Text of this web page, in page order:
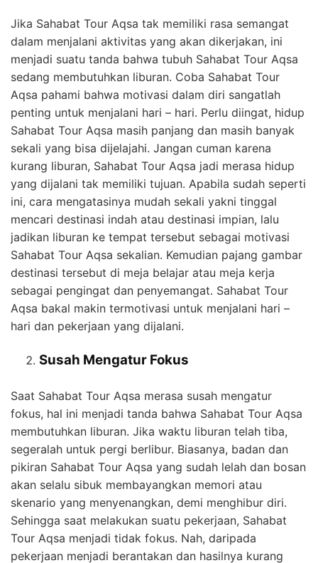
Jika Sahabat Tour Aqsa tak memiliki rasa semangat
dalam menjalani aktivitas yang akan dikerjakan, ini
menjadi suatu tanda bahwa tubuh Sahabat Tour Aqsa
sedang membutuhkan liburan. Coba Sahabat Tour
Aqsa pahami bahwa motivasi dalam diri sangatlah
penting untuk menjalani hari – hari. Perlu diingat, hidup
Sahabat Tour Aqsa masih panjang dan masih banyak
sekali yang bisa dijelajahi. Jangan cuman karena
kurang liburan, Sahabat Tour Aqsa jadi merasa hidup
yang dijalani tak memiliki tujuan. Apabila sudah seperti
ini, cara mengatasinya mudah sekali yakni tinggal
mencari destinasi indah atau destinasi impian, lalu
jadikan liburan ke tempat tersebut sebagai motivasi
Sahabat Tour Aqsa sekalian. Kemudian pajang gambar
destinasi tersebut di meja belajar atau meja kerja
sebagai pengingat dan penyemangat. Sahabat Tour
Aqsa bakal makin termotivasi untuk menjalani hari –
hari dan pekerjaan yang dijalani.
Susah Mengatur Fokus
Saat Sahabat Tour Aqsa merasa susah mengatur
fokus, hal ini menjadi tanda bahwa Sahabat Tour Aqsa
membutuhkan liburan. Jika waktu liburan telah tiba,
segeralah untuk pergi berlibur. Biasanya, badan dan
pikiran Sahabat Tour Aqsa yang sudah lelah dan bosan
akan selalu sibuk membayangkan memori atau
skenario yang menyenangkan, demi menghibur diri.
Sehingga saat melakukan suatu pekerjaan, Sahabat
Tour Aqsa menjadi tidak fokus. Nah, daripada
pekerjaan menjadi berantakan dan hasilnya kurang